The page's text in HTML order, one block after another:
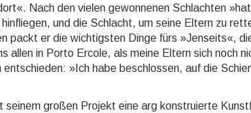
Nach den vielen ge­won­ne­nen Schlach­ten
und die Schlacht, um sei­ne Eltern zu
packt er die wich­tigs­ten Dinge fürs »Jenseits«,
allen in Porto Ercole, als meine Eltern sich noch
»Ich habe be­schlos­sen, auf die
seinem großen Projekt eine arg kon­stru­ier­te